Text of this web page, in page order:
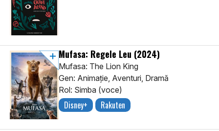
Mufasa: Regele Leu (2024)
Mufasa: The Lion King
Gen: Animaţie, Aventuri, Dramă
Rol: Simba (voce)
Disney+ Rakuten